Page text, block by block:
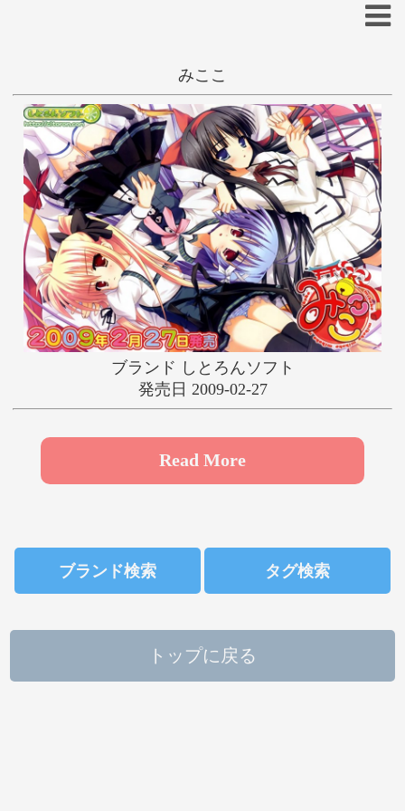
あ い う え お
か き く け こ
さ し す せ そ
た ち つ て と
な に ぬ ね の
は ひ ふ へ ほ
み む め
る
みここ
ブランド しとろんソフト
発売日 2009-02-27
Read More
ブランド検索 タグ検索
学生 雛祭桃子
トップに戻る